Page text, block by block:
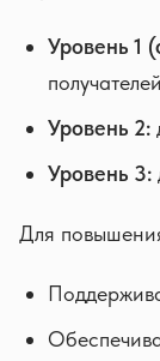
Уровень 1
Уровень 2:
Уровень 3:
Для